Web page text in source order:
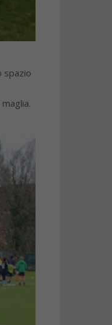
spazio